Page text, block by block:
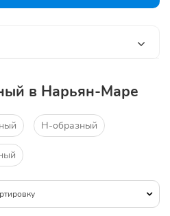
в Нарьян-Маре
Н-образный